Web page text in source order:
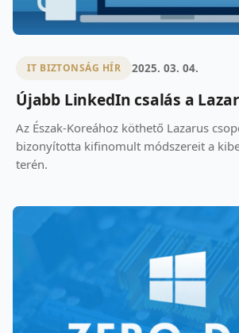
IT BIZTONSÁG HÍR 2025. 03. 04.
Újabb LinkedIn csalás a
Az Észak-Koreához köthető Lazarus
bizonyította kifinomult módszereit a
terén.